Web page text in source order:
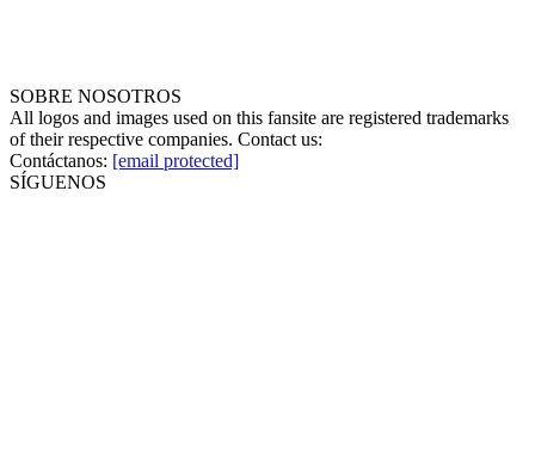
SOBRE NOSOTROS
All logos and images used on this fansite are registered trademarks
of their respective companies. Contact us:
Contáctanos: [email protected]
SÍGUENOS